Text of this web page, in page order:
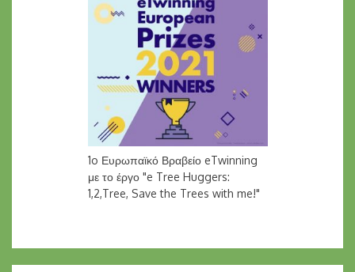
1o Ευρωπαϊκό Βραβείο eTwinning
με το έργο "e Tree Huggers:
1,2,Tree, Save the Trees with me!"